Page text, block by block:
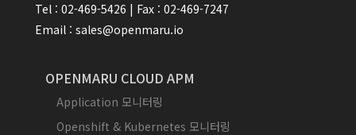
Tel : 02-469-5426 | Fax : 02-469-7247
Email : sales@openmaru.io
OPENMARU CLOUD APM
Application 모니터링
Openshift & Kubernetes 모니터링